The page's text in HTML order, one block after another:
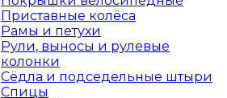
Приставные колёса
Рамы и петухи
Рули, выносы и рулевые
колонки
Сёдла и подседельные штыри
Спицы